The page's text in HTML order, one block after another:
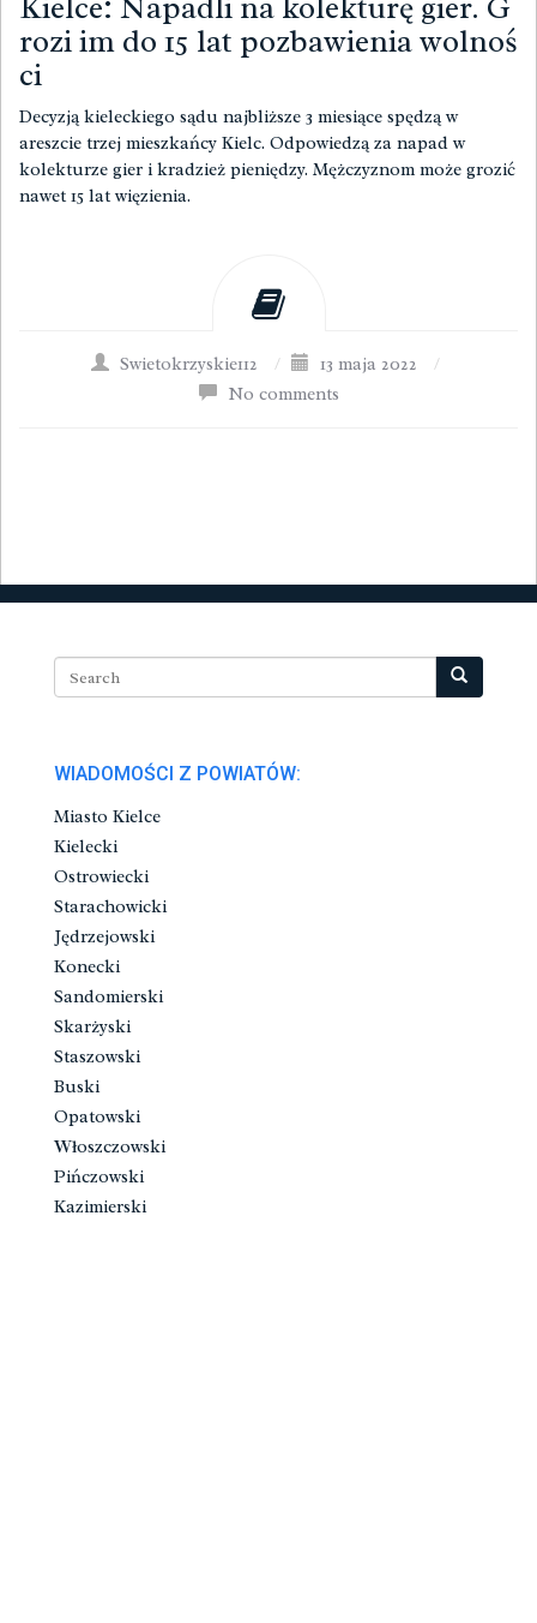
rozi im do 15 lat pozbawienia wolnoś
ci
Decyzją kieleckiego sądu najbliższe 3 miesiące spędzą w
areszcie trzej mieszkańcy Kielc. Odpowiedzą za napad w
kolekturze gier i kradzież pieniędzy. Mężczyznom może grozić
nawet 15 lat więzienia.
Swietokrzyskie112 / 13 maja 2022
/
No comments
WIADOMOŚCI Z POWIATÓW:
Miasto Kielce
Kielecki
Ostrowiecki
Starachowicki
Jędrzejowski
Konecki
Sandomierski
Skarżyski
Staszowski
Buski
Opatowski
Włoszczowski
Pińczowski
Kazimierski